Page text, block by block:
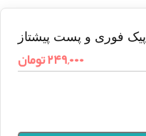
پیک فوری و پست پیشتاز
۲۴۹,۰۰۰تومان